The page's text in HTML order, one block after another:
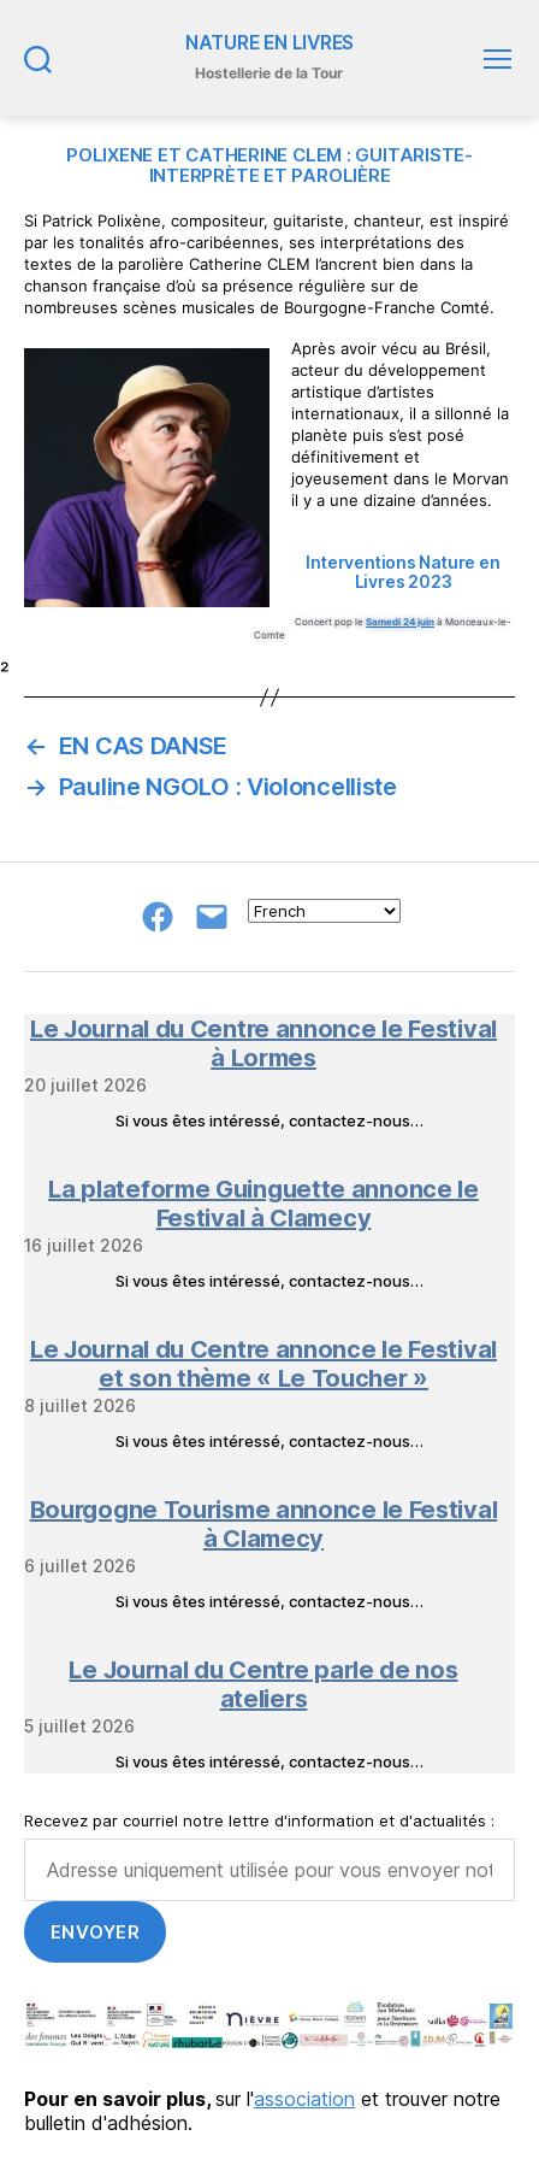
NATURE EN LIVRES
Hostellerie de la Tour
POLIXENE ET CATHERINE CLEM : GUITARISTE-
INTERPRÈTE ET PAROLIÈRE
Si Patrick Polixène, compositeur, guitariste, chanteur, est inspiré
par les tonalités afro-caribéennes, ses interprétations des
textes de la parolière Catherine CLEM l’ancrent bien dans la
chanson française d’où sa présence régulière sur de
nombreuses scènes musicales de Bourgogne-Franche Comté.
Après avoir vécu au Brésil,
acteur du développement
artistique d’artistes
internationaux, il a sillonné la
planète puis s’est posé
définitivement et
joyeusement dans le Morvan
il y a une dizaine d’années.
Interventions Nature en
Livres 2023
Concert pop le Samedi 24 juin à Monceaux-le-
Comte
²
← EN CAS DANSE
→ Pauline NGOLO : Violoncelliste
Groupe
NeL
E-
à
Livres
Le Journal du Centre annonce le Festival
à Lormes
20 juillet 2026
Si vous êtes intéressé, contactez-nous…
La plateforme Guinguette annonce le
Festival à Clamecy
16 juillet 2026
Si vous êtes intéressé, contactez-nous…
Le Journal du Centre annonce le Festival
et son thème « Le Toucher »
8 juillet 2026
Si vous êtes intéressé, contactez-nous…
Bourgogne Tourisme annonce le Festival
à Clamecy
6 juillet 2026
Si vous êtes intéressé, contactez-nous…
Le Journal du Centre parle de nos
ateliers
5 juillet 2026
Si vous êtes intéressé, contactez-nous…
Recevez par courriel notre lettre d'information et d'actualités :
Pour en savoir plus, sur l'association et trouver notre
bulletin d'adhésion.